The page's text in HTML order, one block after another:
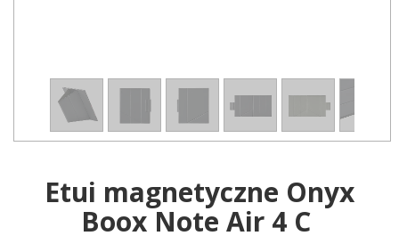
Etui magnetyczne Onyx
Boox Note Air 4 C